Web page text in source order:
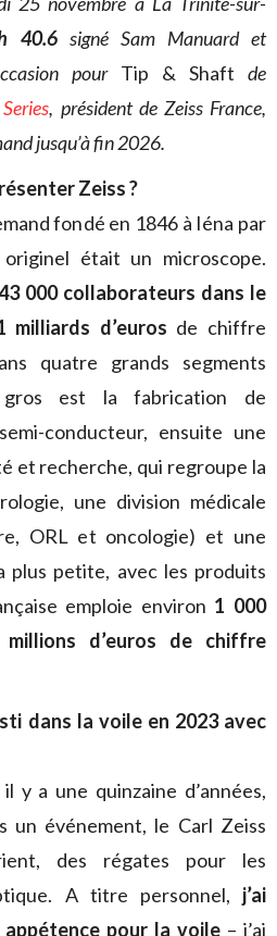
40.6signé Sam Manuard et
pour Tip & Shaft de
, président de Zeiss France,
jusqu’à fin 2026.
Zeiss ?
fondé en 1846 à Iéna par
était un microscope.
000 collaborateurs dans le
d’euros de chiffre
quatre grands segments
est la fabrication de
conducteur, ensuite une
et recherche, qui regroupe la
une division médicale
ORL et oncologie) et une
plus petite, avec les produits
emploie environ 1 000
d’euros de chiffre
dans la voile en 2023 avec
y a une quinzaine d’années,
un événement, le Carl Zeiss
des régates pour les
A titre personnel, j’ai
pour la voile – j’ai